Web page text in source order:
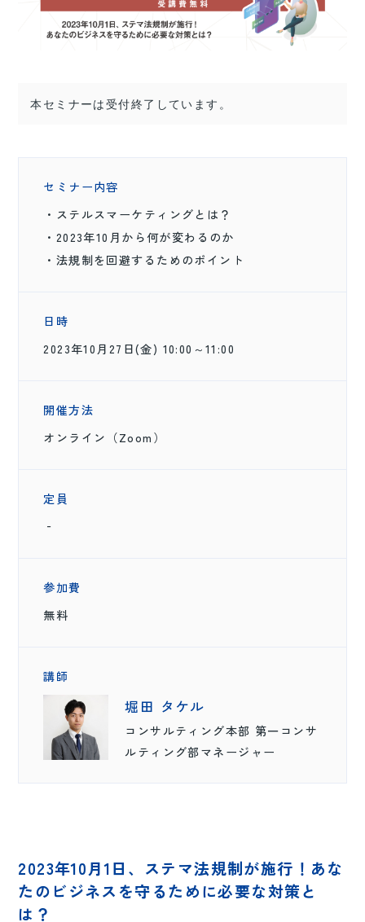
本セミナーは受付終了しています。
セミナー内容
・ステルスマーケティングとは？
・2023年10月から何が変わるのか
・法規制を回避するためのポイント
日時
2023年10月27日(金) 10:00～11:00
開催方法
オンライン（Zoom）
定員
‐
参加費
無料
講師
堀田 タケル
コンサルティング本部 第一コンサ
ルティング部マネージャー
2023年10月1日、ステマ法規制が施行！あな
たのビジネスを守るために必要な対策と
は？